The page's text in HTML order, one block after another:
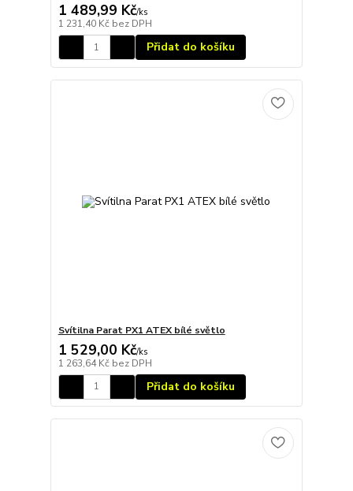
1 489,99 Kč/ks
1 231,40 Kč bez DPH
Přidat do košíku
Svítilna Parat PX1 ATEX bílé světlo
1 529,00 Kč/ks
1 263,64 Kč bez DPH
Přidat do košíku